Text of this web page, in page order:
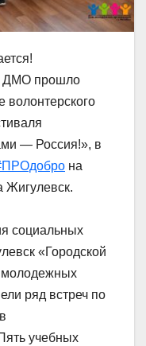
ДМО прошло
волонтерского
— Россия!», в
на
Жигулевск.
социальных
«Городской
молодежных
ряд встреч по
учебных